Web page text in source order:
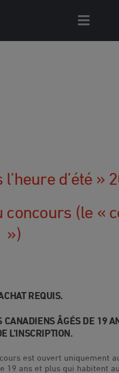
d’été »
(le «
»)
REQUIS.
ÂGÉS DE 19
L’INSCRIPTION.
est ouvert uniquement
19 ans et plus qui habitent